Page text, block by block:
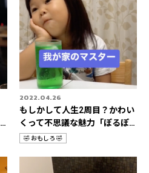
2022.04.26
もしかして人生2周目？かわい
くって不思議な魅力「ぽるぽ
るちゃん🦖🍡」
カ
テ
🤣 おもしろ 🤣